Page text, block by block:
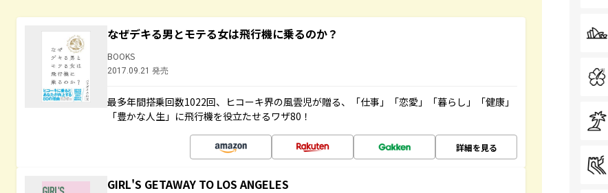
なぜデキる男とモテる女は飛行機に乗るのか？
BOOKS
2017.09.21 発売
最多年間搭乗回数1022回、ヒコーキ界の風雲児が贈る、「仕事」「恋愛」「暮らし」「健康」
「豊かな人生」に飛行機を役立たせるワザ80！
詳細を見る
GIRL'S GETAWAY TO LOS ANGELES